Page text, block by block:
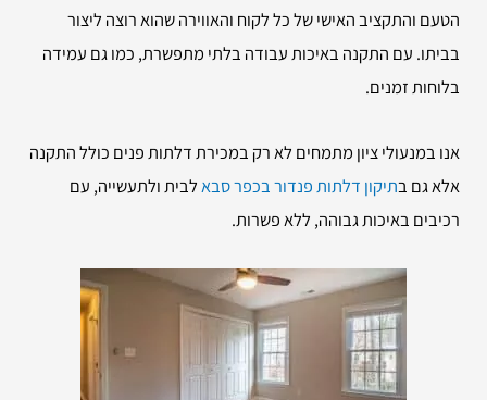
הטעם והתקציב האישי של כל לקוח והאווירה שהוא רוצה ליצור
בביתו. עם התקנה באיכות עבודה בלתי מתפשרת, כמו גם עמידה
בלוחות זמנים.
אנו במנעולי ציון מתמחים לא רק במכירת דלתות פנים כולל התקנה
אלא גם בתיקון דלתות פנדור בכפר סבאלבית ולתעשייה, עם
רכיבים באיכות גבוהה, ללא פשרות.